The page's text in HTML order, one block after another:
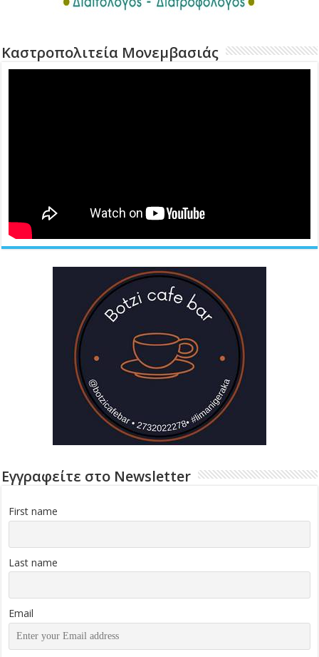
Καστροπολιτεία Μονεμβασιάς
Εγγραφείτε στο Newsletter
First name
Last name
Email